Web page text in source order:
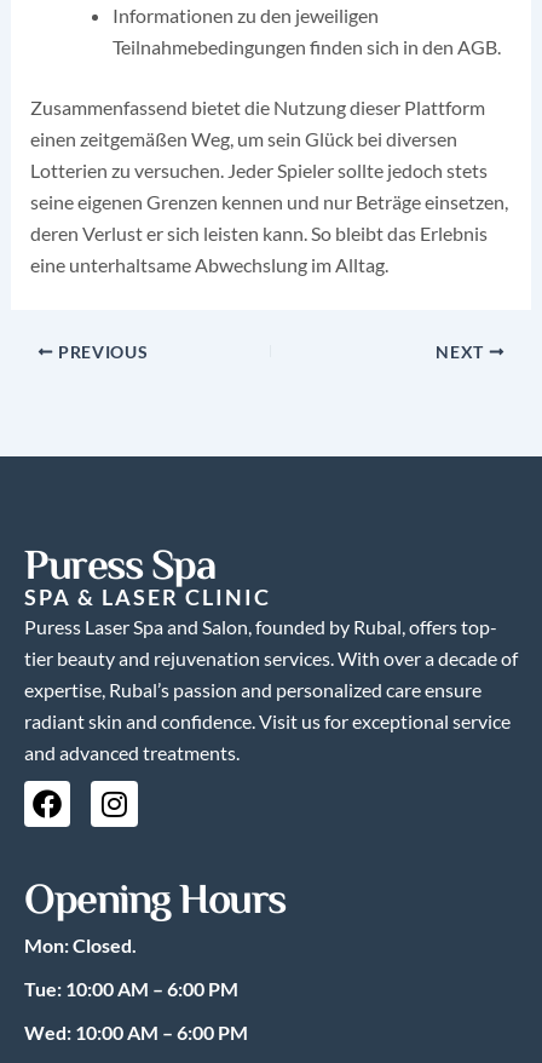
Informationen zu den jeweiligen
Teilnahmebedingungen finden sich in den AGB.
Zusammenfassend bietet die Nutzung dieser Plattform
einen zeitgemäßen Weg, um sein Glück bei diversen
Lotterien zu versuchen. Jeder Spieler sollte jedoch stets
seine eigenen Grenzen kennen und nur Beträge einsetzen,
deren Verlust er sich leisten kann. So bleibt das Erlebnis
eine unterhaltsame Abwechslung im Alltag.
PREVIOUS NEXT
Puress Spa
SPA & LASER CLINIC
Puress Laser Spa and Salon, founded by Rubal, offers top-
tier beauty and rejuvenation services. With over a decade of
expertise, Rubal’s passion and personalized care ensure
radiant skin and confidence. Visit us for exceptional service
and advanced treatments.
F
a
c
b
o
o
k
I
n
s
a
r
a
Opening Hours
Mon: Closed.
Tue: 10:00 AM – 6:00 PM
Wed: 10:00 AM – 6:00 PM